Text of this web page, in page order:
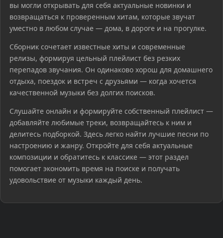
вы могли открывать для себя актуальные новинки и
возвращаться к проверенным хитам, которые звучат
уместно в любом случае — дома, в дороге и на прогулке.
Сборник сочетает известные хиты и современные
релизы, формируя цельный плейлист без резких
перепадов звучания. Он одинаково хорош для домашнего
отдыха, поездок и встреч с друзьями — когда хочется
качественной музыки без долгих поисков.
Слушайте онлайн и формируйте собственный плейлист —
добавляйте любимые треки, возвращайтесь к ним и
делитесь подборкой. Здесь легко найти лучшие песни по
настроению и жанру. Откройте для себя актуальные
композиции и обратитесь к классике — этот раздел
помогает экономить время на поиске и получать
удовольствие от музыки каждый день.